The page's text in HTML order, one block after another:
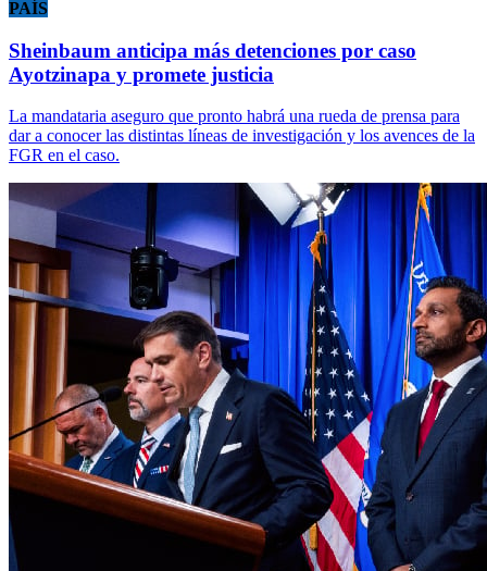
PAÍS
Sheinbaum anticipa más detenciones por caso
Ayotzinapa y promete justicia
La mandataria aseguro que pronto habrá una rueda de prensa para
dar a conocer las distintas líneas de investigación y los avences de la
FGR en el caso.